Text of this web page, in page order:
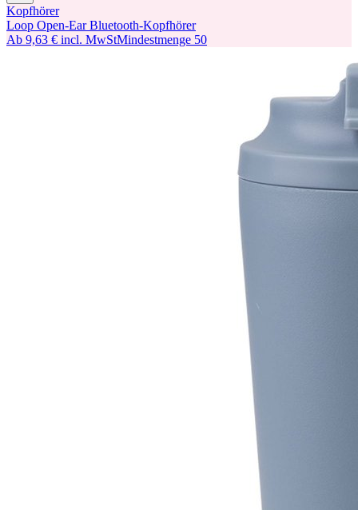
Kopfhörer
Loop Open-Ear Bluetooth-Kopfhörer
Ab 9,63 € incl. MwStMindestmenge 50